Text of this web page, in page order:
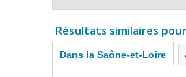
Résultats similaires
Dans la Saône-et-Loire